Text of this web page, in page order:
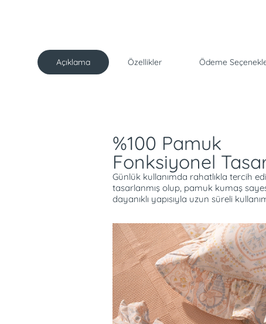
Açıklama Özellikler Ödeme
%100 Pamuk
Fonksiyonel
Günlük kullanımda rahatlıkla tercih
tasarlanmış olup, pamuk kumaş
dayanıklı yapısıyla uzun süreli